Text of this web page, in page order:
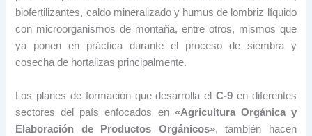
biofertilizantes, caldo mineralizado y humus de lombriz líquido
con microorganismos de montaña, entre otros, mismos que
ya ponen en práctica durante el proceso de siembra y
cosecha de hortalizas principalmente.
Los planes de formación que desarrolla el C-9 en diferentes
sectores del país enfocados en «Agricultura Orgánica y
Elaboración de Productos Orgánicos», también hacen